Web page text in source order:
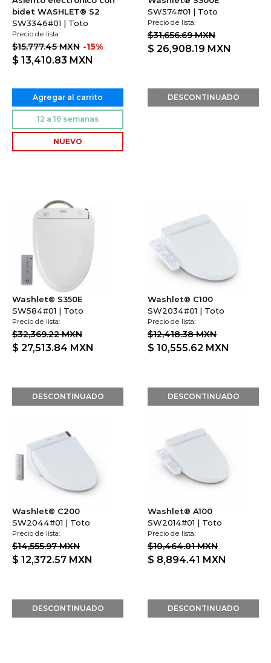
Precio de lista:
$15,777.45 MXN -15%
$ 13,410.83
Agregar al carrito
12 a 16 semanas
NUEVO
$31,656.69 MXN
$ 26,908.19
Washlet® S350E
SW584#01 | Toto
Precio de lista:
$32,369.22 MXN
$ 27,513.84
Washlet® C100
SW2034#01 | Toto
$12,418.38 MXN
$ 10,555.62
Washlet® C200
SW2044#01 | Toto
$14,555.97 MXN
$ 12,372.57
Washlet® A100
$10,464.01 MXN
$ 8,894.41